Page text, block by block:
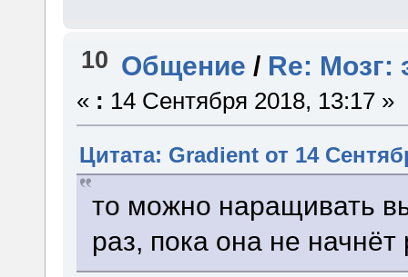
10 Общение / Re: Мозг:
« : 14 Сентября 2018, 13:17 »
Цитата: Gradient от 14
то можно наращивать
раз, пока она не начнёт